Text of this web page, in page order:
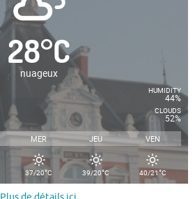
28°C
nuageux
HUMIDITY
44%
CLOUDS
52%
MER JEU VEN
37/20°C 39/20°C 40/21°C